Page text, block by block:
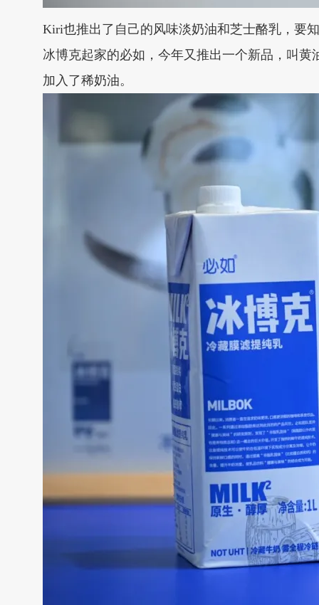
Kiri也推出了自己的风味淡奶油和芝士酪乳，要
冰博克起家的必如，今年又推出一个新品，叫
加入了稀奶油。